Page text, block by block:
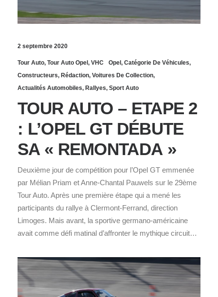
2 septembre 2020
Tour Auto, Tour Auto Opel, VHC Opel, Catégorie De Véhicules,
Constructeurs, Rédaction, Voitures De Collection,
Actualités Automobiles, Rallyes, Sport Auto
TOUR AUTO – ETAPE 2
: L’OPEL GT DÉBUTE
SA « REMONTADA »
Deuxième jour de compétition pour l’Opel GT emmenée
par Mélian Priam et Anne-Chantal Pauwels sur le 29ème
Tour Auto. Après une première étape qui a mené les
participants du rallye à Clermont-Ferrand, direction
Limoges. Mais avant, la sportive germano-américaine
avait comme défi matinal d’affronter le mythique circuit…